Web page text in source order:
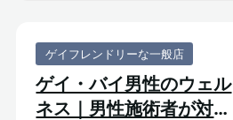
ゲイフレンドリーな一般店
ゲイ・バイ男性のウェル
ネス｜男性施術者が対応